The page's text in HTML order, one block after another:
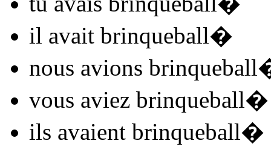
il avait brinqueball�
nous avions brinqueball
vous aviez brinqueball�
ils avaient brinqueball�